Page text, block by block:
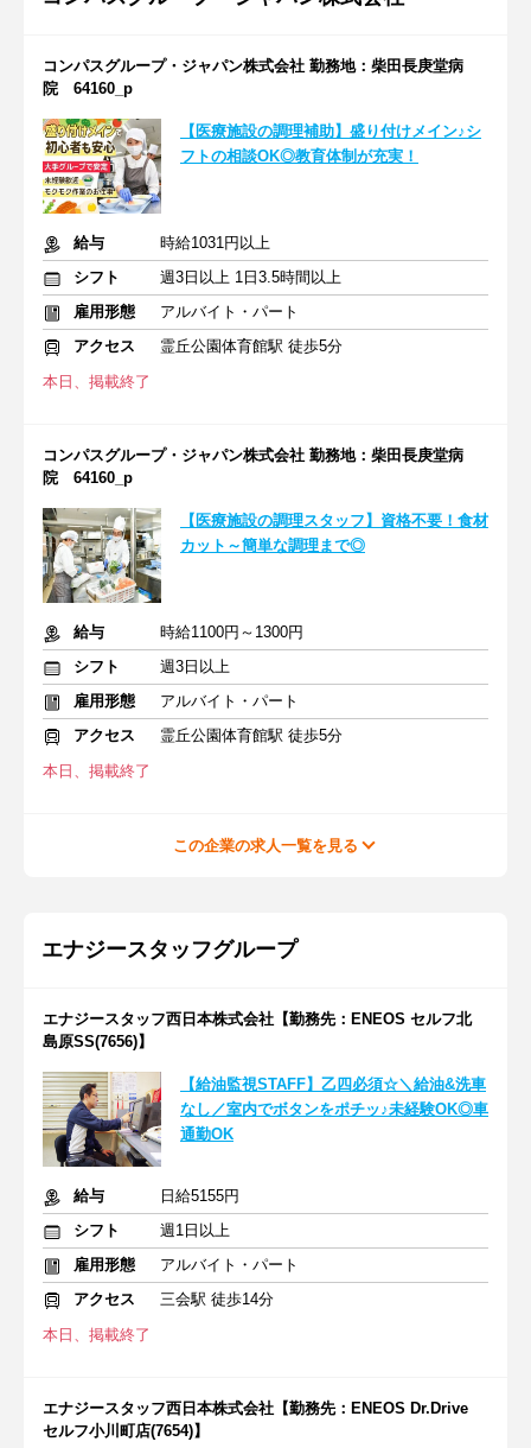
コンパスグループ・ジャパン株式会社 勤務地：柴田長庚堂病
院 64160_p
【医療施設の調理補助】盛り付けメイン♪シ
フトの相談OK◎教育体制が充実！
給与
時給1031円以上
シフト
週3日以上 1日3.5時間以上
雇用形態
アルバイト・パート
アクセス
霊丘公園体育館駅 徒歩5分
本日、掲載終了
コンパスグループ・ジャパン株式会社 勤務地：柴田長庚堂病
院 64160_p
【医療施設の調理スタッフ】資格不要！食材
カット～簡単な調理まで◎
給与
時給1100円～1300円
シフト
週3日以上
雇用形態
アルバイト・パート
アクセス
霊丘公園体育館駅 徒歩5分
本日、掲載終了
この企業の求人一覧を見る
エナジースタッフグループ
エナジースタッフ西日本株式会社【勤務先：ENEOS セルフ北
島原SS(7656)】
【給油監視STAFF】乙四必須☆＼給油&洗車
なし／室内でボタンをポチッ♪未経験OK◎車
通勤OK
給与
日給5155円
シフト
週1日以上
雇用形態
アルバイト・パート
アクセス
三会駅 徒歩14分
本日、掲載終了
エナジースタッフ西日本株式会社【勤務先：ENEOS Dr.Drive
セルフ小川町店(7654)】